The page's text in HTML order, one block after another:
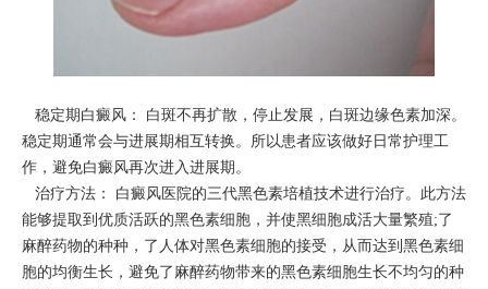
稳定期白癜风： 白斑不再扩散，停止发展，白斑边缘色素加深。
稳定期通常会与进展期相互转换。所以患者应该做好日常护理工
作，避免白癜风再次进入进展期。
治疗方法： 白癜风医院的三代黑色素培植技术进行治疗。此方法
能够提取到优质活跃的黑色素细胞，并使黑细胞成活大量繁殖;了
麻醉药物的种种，了人体对黑色素细胞的接受，从而达到黑色素细
胞的均衡生长，避免了麻醉药物带来的黑色素细胞生长不均匀的种